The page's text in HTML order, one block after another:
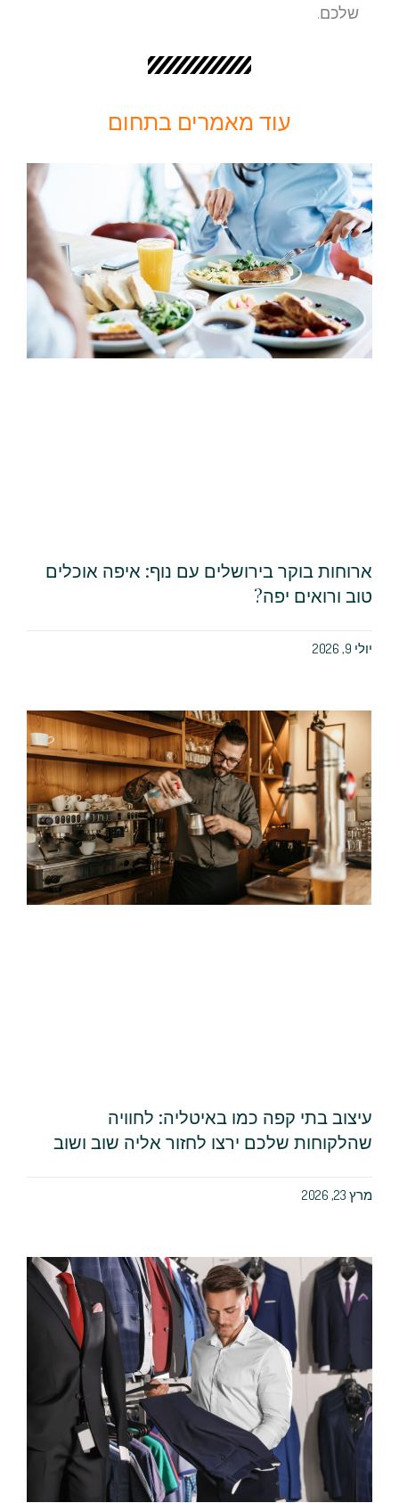
שלכם.
עוד מאמרים בתחום
ארוחות בוקר בירושלים עם נוף: איפה אוכלים
טוב ורואים יפה?
יולי 9, 2026
עיצוב בתי קפה כמו באיטליה: לחוויה
שהלקוחות שלכם ירצו לחזור אליה שוב ושוב
מרץ 23, 2026